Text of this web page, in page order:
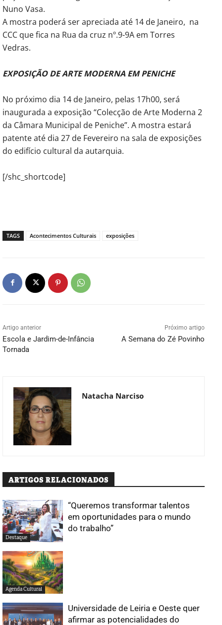
Nuno Vasa.
A mostra poderá ser apreciada até 14 de Janeiro, na
CCC que fica na Rua da cruz nº.9-9A em Torres
Vedras.
EXPOSIÇÃO DE ARTE MODERNA EM PENICHE
No próximo dia 14 de Janeiro, pelas 17h00, será
inaugurada a exposição “Colecção de Arte Moderna 2
da Câmara Municipal de Peniche”. A mostra estará
patente até dia 27 de Fevereiro na sala de exposições
do edifício cultural da autarquia.
[/shc_shortcode]
TAGS Acontecimentos Culturais exposições
Artigo anterior
Escola e Jardim-de-Infância
Tornada
Próximo artigo
A Semana do Zé Povinho
Natacha Narciso
ARTIGOS RELACIONADOS
Destaque
“Queremos transformar talentos
em oportunidades para o mundo
do trabalho”
Agenda Cultural
Universidade de Leiria e Oeste quer
afirmar as potencialidades do